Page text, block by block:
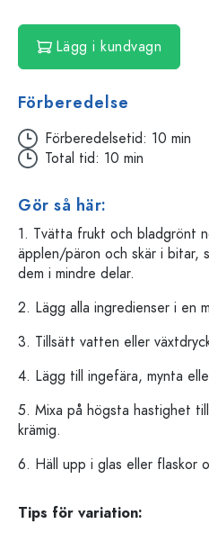
Lägg i kundvagn
Förberedelse
Förberedelsetid: 10 min
Total tid: 10 min
Gör så här:
1. Tvätta frukt och bladgrönt
äpplen/päron och skär i bitar,
dem i mindre delar.
2. Lägg alla ingredienser i en
3. Tillsätt vatten eller
4. Lägg till ingefära, mynta
5. Mixa på högsta hastighet
krämig.
6. Häll upp i glas eller flaskor
Tips för variation: